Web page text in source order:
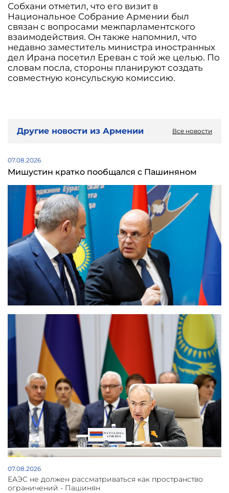
Собхани отметил, что его визит в
Национальное Собрание Армении был
связан с вопросами межпарламентского
взаимодействия. Он также напомнил, что
недавно заместитель министра иностранных
дел Ирана посетил Ереван с той же целью. По
словам посла, стороны планируют создать
совместную консульскую комиссию.
Другие новости из Армении Все новости
07.08.2026
Мишустин кратко пообщался с Пашиняном
07.08.2026
ЕАЭС не должен рассматриваться как пространство
ограничений - Пашинян